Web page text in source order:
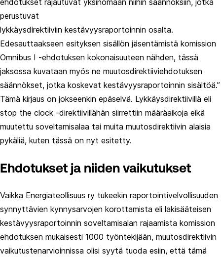
ehdotukset rajautuvat yksinomaan niihin säännöksiin, jotka
perustuvat
lykkäysdirektiiviin kestävyysraportoinnin osalta.
Edesauttaakseen esityksen sisällön jäsentämistä komission
Omnibus I -ehdotuksen kokonaisuuteen nähden, tässä
jaksossa kuvataan myös ne muutosdirektiiviehdotuksen
säännökset, jotka koskevat kestävyysraportoinnin sisältöä.”
Tämä kirjaus on jokseenkin epäselvä. Lykkäysdirektiivillä eli
stop the clock -direktiivillähän siirrettiin määräaikoja eikä
muutettu soveltamisalaa tai muita muutosdirektiivin alaisia
pykäliä, kuten tässä on nyt esitetty.
Ehdotukset ja niiden vaikutukset
Vaikka Energiateollisuus ry tukeekin raportointivelvollisuuden
synnyttävien kynnysarvojen korottamista eli lakisääteisen
kestävyysraportoinnin soveltamisalan rajaamista komission
ehdotuksen mukaisesti 1000 työntekijään, muutosdirektiivin
vaikutustenarvioinnissa olisi syytä tuoda esiin, että tämä